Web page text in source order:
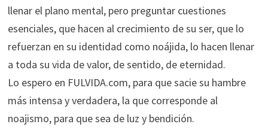
llenar el plano mental, pero preguntar cuestiones
esenciales, que hacen al crecimiento de su ser, que lo
refuerzan en su identidad como noájida, lo hacen llenar
a toda su vida de valor, de sentido, de eternidad.
Lo espero en FULVIDA.com, para que sacie su hambre
más intensa y verdadera, la que corresponde al
noajismo, para que sea de luz y bendición.